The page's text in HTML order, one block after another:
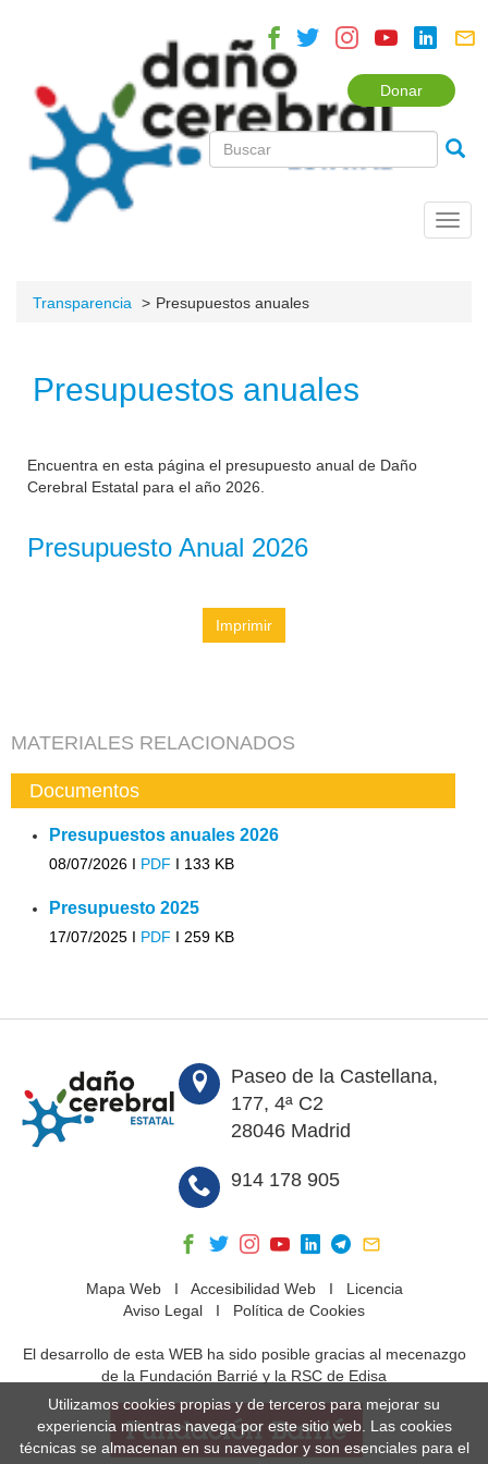
Donar
Transparencia Presupuestos anuales
Presupuestos anuales
Encuentra en esta página el presupuesto anual de Daño
Cerebral Estatal para el año 2026.
Presupuesto Anual 2026
Imprimir
MATERIALES RELACIONADOS
Documentos
Presupuestos anuales 2026
08/07/2026 I PDF I 133 KB
Presupuesto 2025
17/07/2025 I PDF I 259 KB
Paseo de la Castellana,
177, 4ª C2
28046 Madrid
914 178 905
Mapa WebI Accesibilidad WebI Licencia
Aviso Legal I Política de Cookies
El desarrollo de esta WEB ha sido posible gracias al mecenazgo
de la Fundación Barrié y la RSC de Edisa
Utilizamos cookies propias y de terceros para mejorar su
experiencia mientras navega por este sitio web. Las cookies
técnicas se almacenan en su navegador y son esenciales para el